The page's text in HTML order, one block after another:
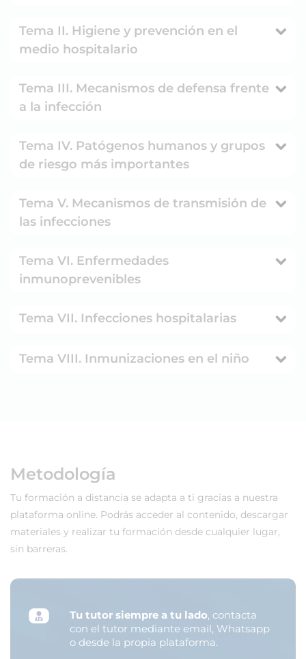
Tema II. Higiene y prevención en el
medio hospitalario
Tema III. Mecanismos de defensa frente
a la infección
Tema IV. Patógenos humanos y grupos
de riesgo más importantes
Tema V. Mecanismos de transmisión de
las infecciones
Tema VI. Enfermedades
inmunoprevenibles
Tema VII. Infecciones hospitalarias
Tema VIII. Inmunizaciones en el niño
Metodología
Tu formación a distancia se adapta a ti gracias a nuestra
plataforma online. Podrás acceder al contenido, descargar
materiales y realizar tu formación desde cualquier lugar,
sin barreras.
Tu tutor siempre a tu lado, contacta
con el tutor mediante email, Whatsapp
o desde la propia plataforma.